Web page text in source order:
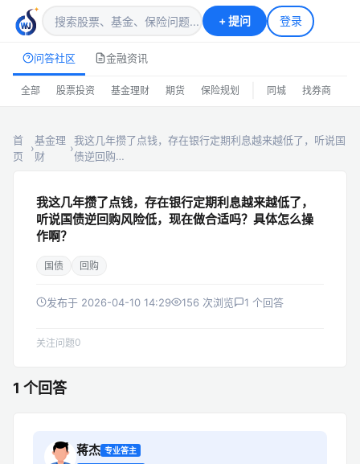
+提问 登录
问答社区 金融资讯
全部 股票投资 基金理财 期货 保险规划 同城 找券商
首
页
›
基金理
财
›
我这几年攒了点钱，存在银行定期利息越来越低了，听说国
债逆回购…
我这几年攒了点钱，存在银行定期利息越来越低了，
听说国债逆回购风险低，现在做合适吗？具体怎么操
作啊？
国债 回购
发布于 2026-04-10 14:29 156 次浏览 1 个回答
关注问题0
1 个回答
蒋杰 专业答主